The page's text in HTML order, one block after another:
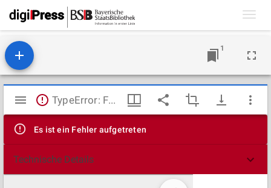
1
Mirador
Viewer
TypeError: Failed to fetch
Es ist ein Fehler aufgetreten
Technische Details